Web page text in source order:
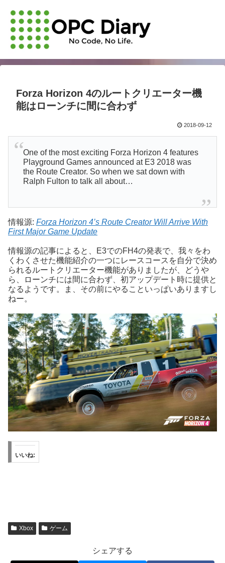
Forza Horizon 4のルートクリエーター機
能はローンチに間に合わず
2018-09-12
One of the most exciting Forza Horizon 4 features
Playground Games announced at E3 2018 was
the Route Creator. So when we sat down with
Ralph Fulton to talk all about…
情報源: Forza Horizon 4’s Route Creator Will Arrive With
First Major Game Update
情報源の記事によると、E3でのFH4の発表で、我々をわ
くわくさせた機能紹介の一つにレースコースを自分で決め
られるルートクリエーター機能がありましたが、どうや
ら、ローンチには間に合わず、初アップデート時に提供と
なるようです。ま、その前にやることいっぱいありますし
ねー。
いいね:
Xbox ゲーム
シェアする